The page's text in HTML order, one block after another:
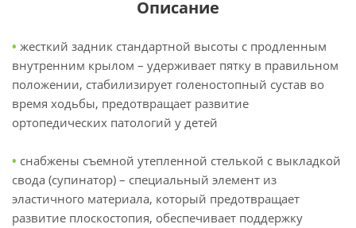
Описание
• жесткий задник стандартной высоты с продленным
внутренним крылом – удерживает пятку в правильном
положении, стабилизирует голеностопный сустав во
время ходьбы, предотвращает развитие
ортопедических патологий у детей
• снабжены съемной утепленной стелькой с выкладкой
свода (супинатор) – специальный элемент из
эластичного материала, который предотвращает
развитие плоскостопия, обеспечивает поддержку